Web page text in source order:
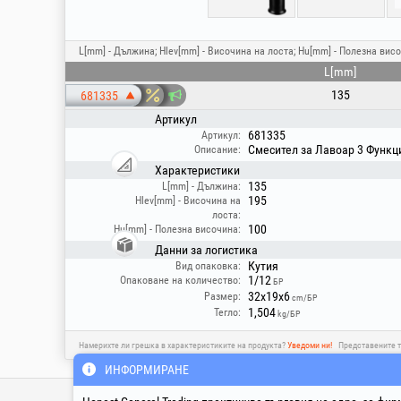
L[mm] - Дължина; Hlev[mm] - Височина на лоста; Hu[mm] - Полезна
L[mm]
681335
135
Артикул
Артикул: 681335
Описание:
Смесител за Лавоар 3
Характеристики
L[mm] - Дължина: 135
Hlev[mm] - Височина на
лоста:
195
Hu[mm] - Полезна височина:
100
Данни за логистика
Вид опаковка: Кутия
Опаковане на количество: 1/12 БР
Размер: 32x19x6cm/БР
Тегло: 1,504 kg/БР
Намерихте ли грешка в характеристиките на продукта?Уведоми ни! Представените
Инфолайн Техник & Сервиз
ИНФОРМИРАНЕ